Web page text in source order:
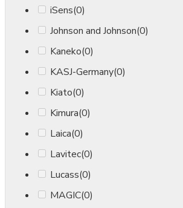
iSens(0)
Johnson and Johnson(0)
Kaneko(0)
KASJ-Germany(0)
Kiato(0)
Kimura(0)
Laica(0)
Lavitec(0)
Lucass(0)
MAGIC(0)